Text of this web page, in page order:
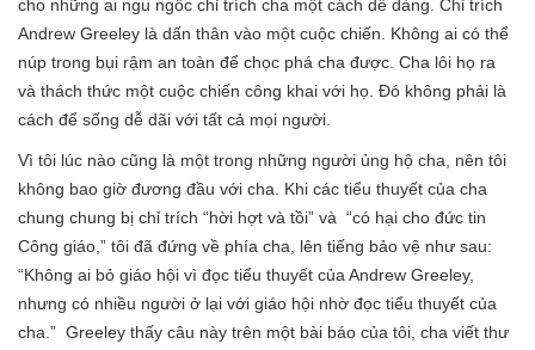
cho những ai ngu ngốc chỉ trích cha một cách dễ dàng. Chỉ trích
Andrew Greeley là dấn thân vào một cuộc chiến. Không ai có thể
núp trong bụi rậm an toàn để chọc phá cha được. Cha lôi họ ra
và thách thức một cuộc chiến công khai với họ. Đó không phải là
cách để sống dễ dãi với tất cả mọi người.
Vì tôi lúc nào cũng là một trong những người ủng hộ cha, nên tôi
không bao giờ đương đầu với cha. Khi các tiểu thuyết của cha
chung chung bị chỉ trích “hời hợt và tồi” và “có hại cho đức tin
Công giáo,” tôi đã đứng về phía cha, lên tiếng bảo vệ như sau:
“Không ai bỏ giáo hội vì đọc tiểu thuyết của Andrew Greeley,
nhưng có nhiều người ở lại với giáo hội nhờ đọc tiểu thuyết của
cha.” Greeley thấy câu này trên một bài báo của tôi, cha viết thư